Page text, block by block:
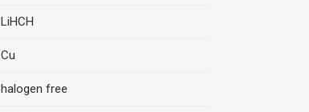
LiHCH
Cu
halogen free